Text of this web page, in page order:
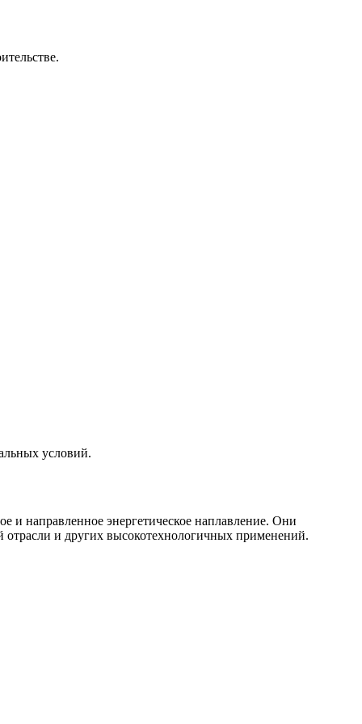
условий.
и направленное энергетическое наплавление. Они
отрасли и других высокотехнологичных применений.